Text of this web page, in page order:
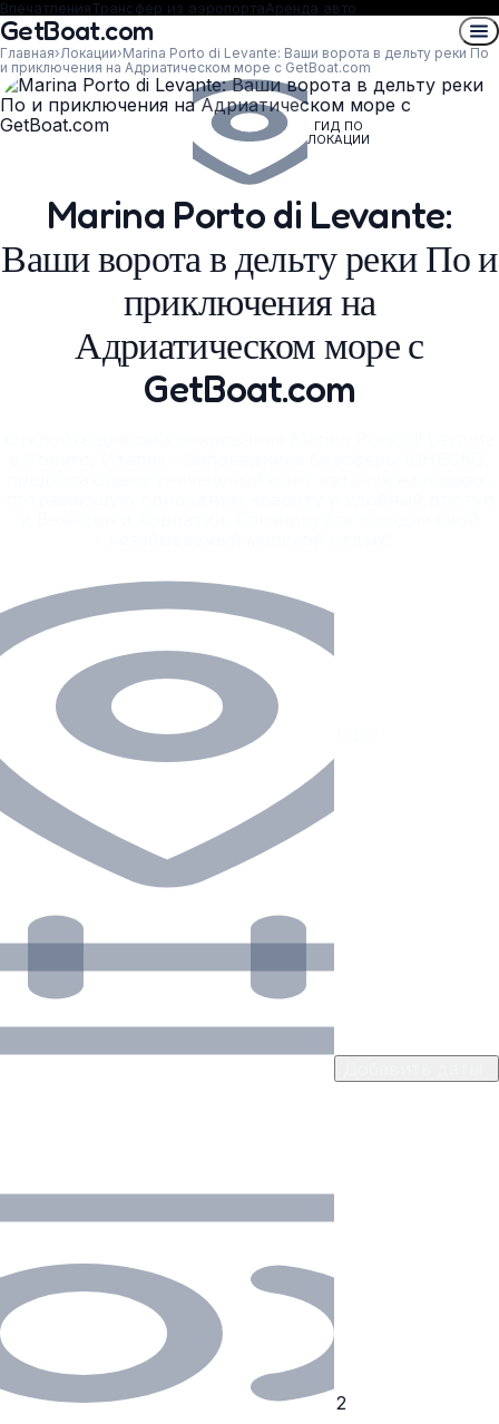
ВпечатленияТрансфер из аэропортаАренда авто
GetBoat.com
Главная›Локации›Marina Porto di Levante: Ваши ворота в дельту реки По
и приключения на Адриатическом море с GetBoat.com
ГИД ПО
ЛОКАЦИИ
Marina Porto di Levante:
Ваши ворота в дельту реки По и
приключения на
Адриатическом море с
GetBoat.com